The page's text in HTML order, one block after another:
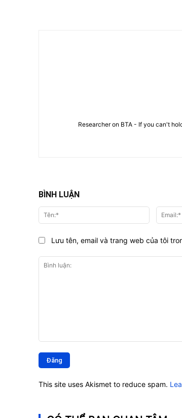
Researcher on BTA - If you can't
BÌNH LUẬN
luận:
Tên:*
Lưu tên, email và trang web của tôi
This site uses Akismet to reduce spam.